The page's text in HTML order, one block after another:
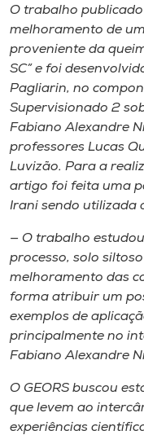
O trabalho
melhoramento de
proveniente da
SC” e foi
Pagliarin, no
Supervisionado 2
Fabiano Alexandre
professores Lucas
Luvizão. Para a
artigo foi feita uma
Irani sendo utilizada
— O trabalho
processo, solo
melhoramento das
forma atribuir um
exemplos de
principalmente no
Fabiano Alexandre
O GEORS buscou
que levem ao
experiências